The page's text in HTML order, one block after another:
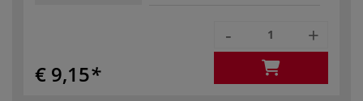
€ 9,15
- +